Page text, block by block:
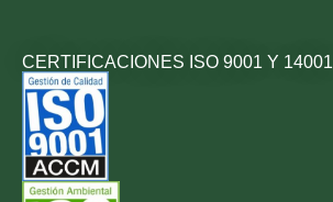
CERTIFICACIONES ISO 9001 Y 14001